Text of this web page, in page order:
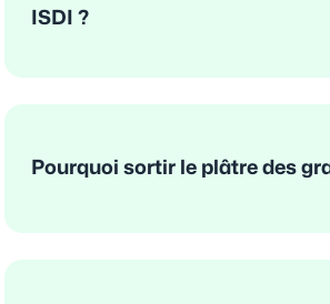
ISDI ?
Pourquoi sortir le plâtre des